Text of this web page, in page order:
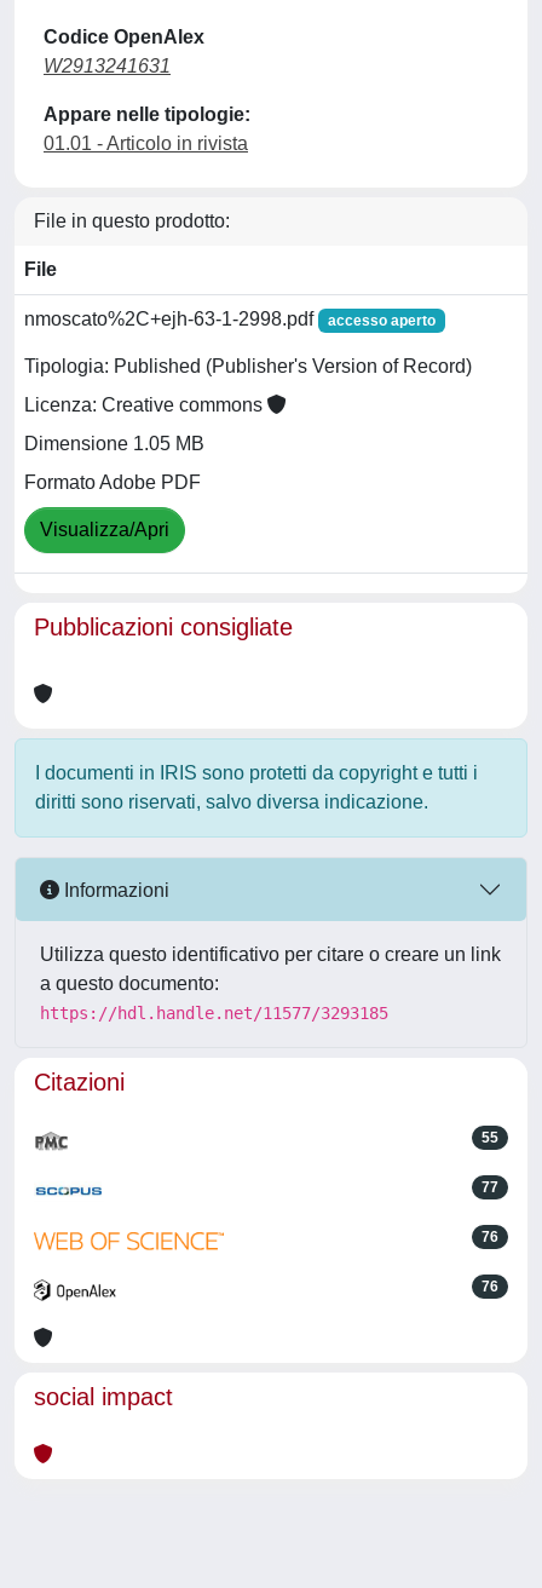
Codice OpenAlex
W2913241631
Appare nelle tipologie:
01.01 - Articolo in rivista
File in questo prodotto:
File
nmoscato%2C+ejh-63-1-2998.pdf accesso aperto
Tipologia: Published (Publisher's Version of Record)
Licenza: Creative commons
Dimensione 1.05 MB
Formato Adobe PDF
Visualizza/Apri
Pubblicazioni consigliate
I documenti in IRIS sono protetti da copyright e tutti i
diritti sono riservati, salvo diversa indicazione.
Informazioni
Utilizza questo identificativo per citare o creare un link
a questo documento:
https://hdl.handle.net/11577/3293185
Citazioni
55
77
76
76
social impact